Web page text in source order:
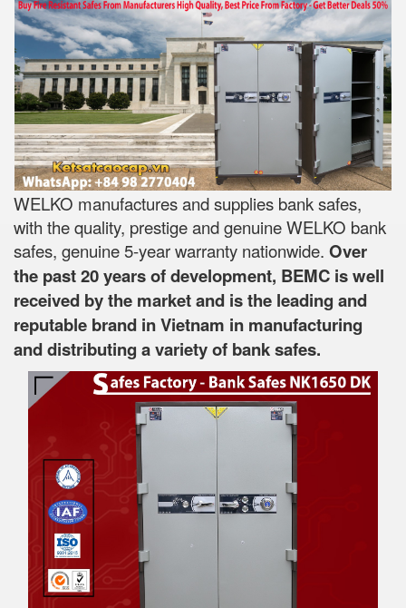
WELKO manufactures and supplies bank safes,
with the quality, prestige and genuine WELKO bank
safes, genuine 5-year warranty nationwide. Over
the past 20 years of development, BEMC is well
received by the market and is the leading and
reputable brand in Vietnam in manufacturing
and distributing a variety of bank safes.